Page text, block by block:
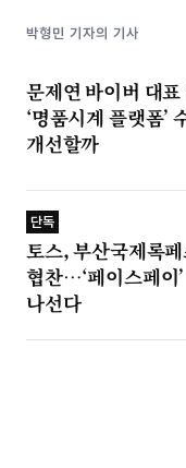
박형민 기자의 기사
문제연 바이버 대
‘명품시계 플랫폼’
개선할까
단독
토스, 부산국제록
협찬…‘페이스페이
나선다